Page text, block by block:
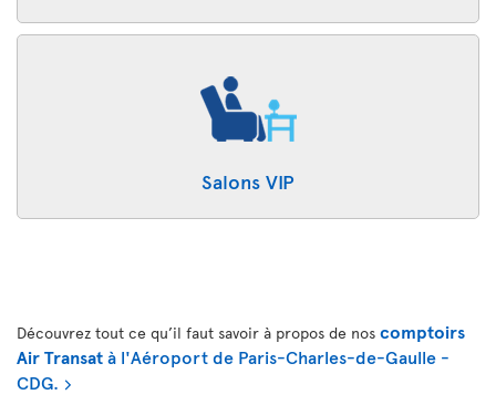
Salons VIP
Découvrez tout ce qu’il faut savoir à propos de nos comptoirs
Air Transatà l'Aéroport de Paris-Charles-de-Gaulle -
CDG.